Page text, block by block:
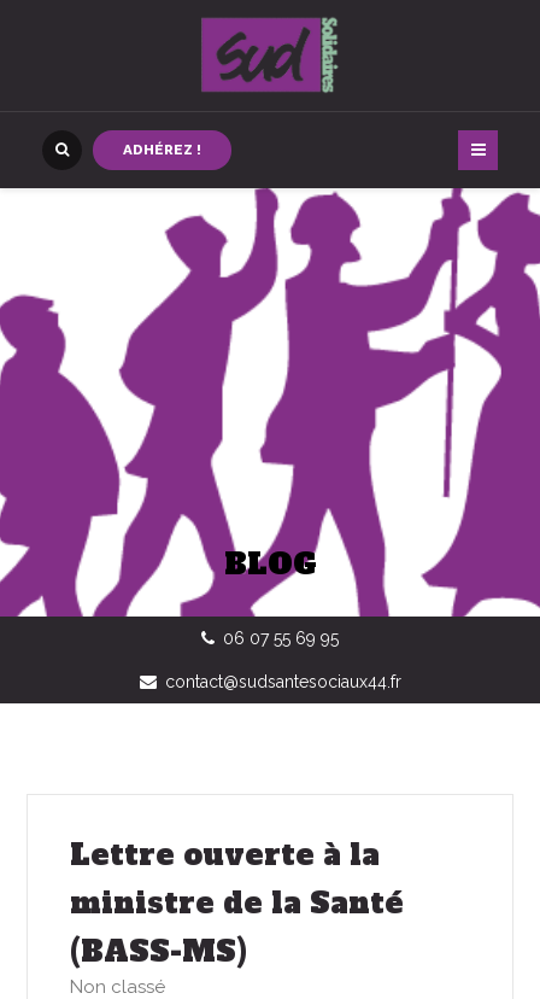
ADHÉREZ !
BLOG
06 07 55 69 95
contact@sudsantesociaux44.fr
Lettre ouverte à la
ministre de la Santé
(BASS-MS)
Non classé